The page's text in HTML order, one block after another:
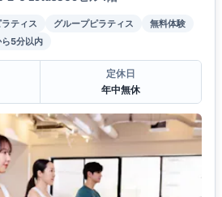
ティス グループピラティス
無料体験
5分以内
定休日
年中無休